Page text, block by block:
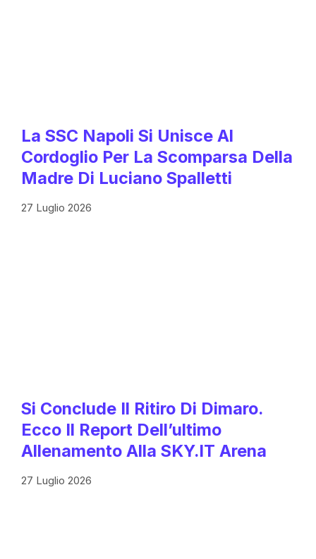
La SSC Napoli Si Unisce Al
Cordoglio Per La Scomparsa Della
Madre Di Luciano Spalletti
27 Luglio 2026
Si Conclude Il Ritiro Di Dimaro.
Ecco Il Report Dell’ultimo
Allenamento Alla SKY.IT Arena
27 Luglio 2026